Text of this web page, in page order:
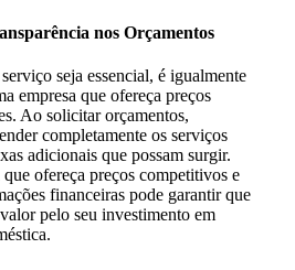
nos Orçamentos
seja essencial, é igualmente
empresa que ofereça preços
Ao solicitar orçamentos,
completamente os serviços
adicionais que possam surgir.
ofereça preços competitivos e
financeiras pode garantir que
pelo seu investimento em